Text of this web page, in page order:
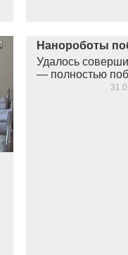
Нанороботы
Удалось
— полностью